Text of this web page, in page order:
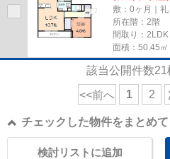
敷：0ヶ月｜礼
所在階：2階
間取り：2LDK
面積：50.45㎡
該当公開件数21
<<前へ 1 2
チェックした物件をまとめて
検討リストに追加